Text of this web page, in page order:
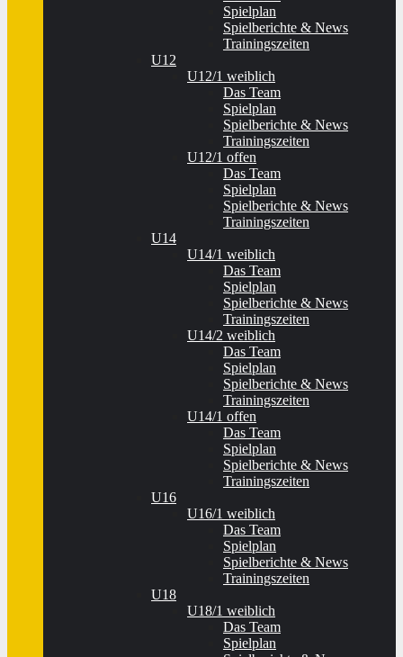
Spielplan
Spielberichte & News
Trainingszeiten
U12
U12/1 weiblich
Das Team
Spielplan
Spielberichte & News
Trainingszeiten
U12/1 offen
Das Team
Spielplan
Spielberichte & News
Trainingszeiten
U14
U14/1 weiblich
Das Team
Spielplan
Spielberichte & News
Trainingszeiten
U14/2 weiblich
Das Team
Spielplan
Spielberichte & News
Trainingszeiten
U14/1 offen
Das Team
Spielplan
Spielberichte & News
Trainingszeiten
U16
U16/1 weiblich
Das Team
Spielplan
Spielberichte & News
Trainingszeiten
U18
U18/1 weiblich
Das Team
Spielplan